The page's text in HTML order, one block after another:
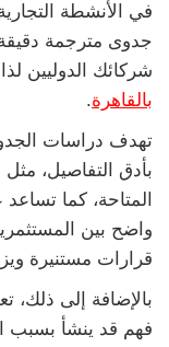
في الأنشطة
جدوى مترجمة
شركائك الدوليين
بالقاهرة.
تهدف دراسات
بأدق التفاصيل، مثل
المتاحة، كما
واضح بين
قرارات مستنيرة
بالإضافة إلى ذلك،
فهم قد ينشأ بسبب